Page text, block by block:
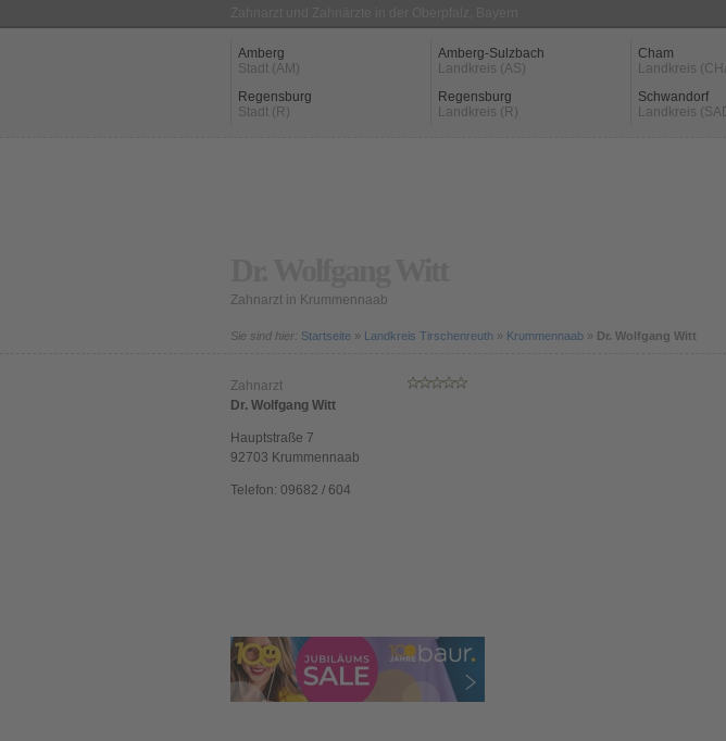
Amberg
Stadt (AM)
Amberg-Sulzbach
Landkreis (AS)
Cham
Landkreis
Regensburg
Stadt (R)
Regensburg
Landkreis (R)
Schwandorf
Landkreis
Zahnarzt in Krummennaab
Sie sind hier: Startseite » Landkreis Tirschenreuth » Krummennaab » Dr. Wolfgang Witt
Zahnarzt
Dr. Wolfgang Witt
Hauptstraße 7
92703 Krummennaab
Telefon: 09682 / 604